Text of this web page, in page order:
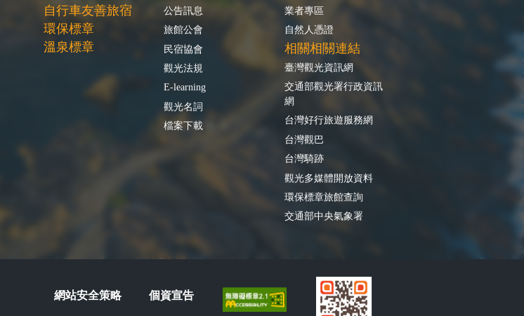
自行車友善旅宿
環保標章
溫泉標章
公告訊息
旅館公會
民宿協會
觀光法規
E-learning
觀光名詞
檔案下載
業者專區
自然人憑證
相關相關連結
臺灣觀光資訊網
交通部觀光署行政資訊
網
台灣好行旅遊服務網
台灣觀巴
台灣騎跡
觀光多媒體開放資料
環保標章旅館查詢
交通部中央氣象署
網站安全策略 個資宣告